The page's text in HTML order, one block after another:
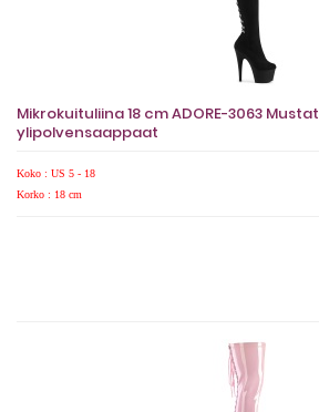
Mikrokuituliina 18 cm ADORE-3063
ylipolvensaappaat
Koko : US 5 - 18
Korko : 18 cm